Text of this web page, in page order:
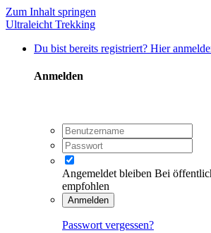
Zum Inhalt springen
Ultraleicht Trekking
Du bist bereits registriert? Hier
Anmelden
Angemeldet bleiben Bei
empfohlen
Anmelden
Passwort vergessen?